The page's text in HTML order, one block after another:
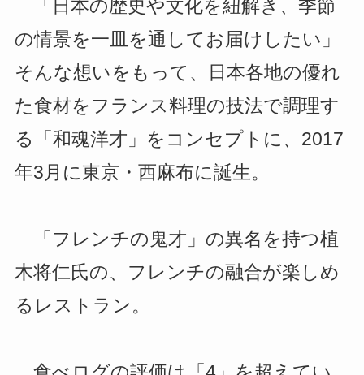
「日本の歴史や文化を紐解き、季節
の情景を一皿を通してお届けしたい」
そんな想いをもって、日本各地の優れ
た食材をフランス料理の技法で調理す
る「和魂洋才」をコンセプトに、2017
年3月に東京・西麻布に誕生。
「フレンチの鬼才」の異名を持つ植
木将仁氏の、フレンチの融合が楽しめ
るレストラン。